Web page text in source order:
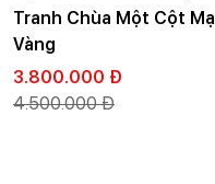
24K CAO CẤP GOLD VIỆT
Tranh Chùa Một Cột Mạ
Vàng
3.800.000 Đ
4.500.000 Đ